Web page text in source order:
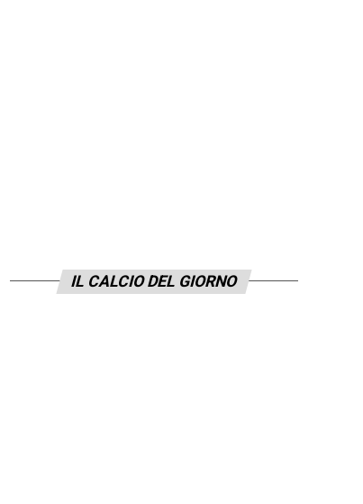
IL CALCIO DEL GIORNO